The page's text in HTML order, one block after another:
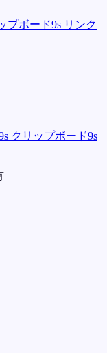
プボード9s リンク
クリップボード9s